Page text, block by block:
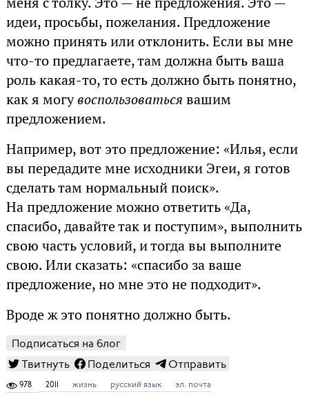
идеи, просьбы, пожелания. Предложение
можно принять или отклонить. Если вы мне
что-то предлагаете, там должна быть ваша
роль какая-то, то есть должно быть понятно,
как я могувоспользоваться вашим
предложением.
Например, вот это предложение: «Илья, если
вы передадите мне исходники Эгеи, я готов
сделать там нормальный поиск».
На предложение можно ответить «Да,
спасибо, давайте так и поступим», выполнить
свою часть условий, и тогда вы выполните
свою. Или сказать: «спасибо за ваше
предложение, но мне это не подходит».
Вроде ж это понятно должно быть.
Подписаться на блог
Твитнуть
Поделиться Отправить
978 2011 жизнь русский язык эл. почта